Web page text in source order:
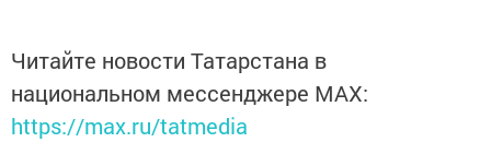
Читайте новости Татарстана в
национальном мессенджере MАХ:
https://max.ru/tatmedia